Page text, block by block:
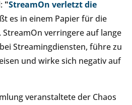
"StreamOn verletzt die
es in einem Papier für die
verringere auf lange
Streamingdiensten, führe zu
und wirke sich negativ auf
veranstaltete der Chaos